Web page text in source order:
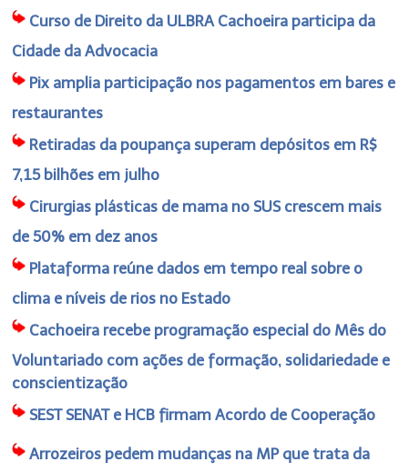
Curso de Direito da ULBRA Cachoeira participa da
Cidade da Advocacia
Pix amplia participação nos pagamentos em bares e
restaurantes
Retiradas da poupança superam depósitos em R$
7,15 bilhões em julho
Cirurgias plásticas de mama no SUS crescem mais
de 50% em dez anos
Plataforma reúne dados em tempo real sobre o
clima e níveis de rios no Estado
Cachoeira recebe programação especial do Mês do
Voluntariado com ações de formação, solidariedade e
conscientização
SEST SENAT e HCB firmam Acordo de Cooperação
Arrozeiros pedem mudanças na MP que trata da